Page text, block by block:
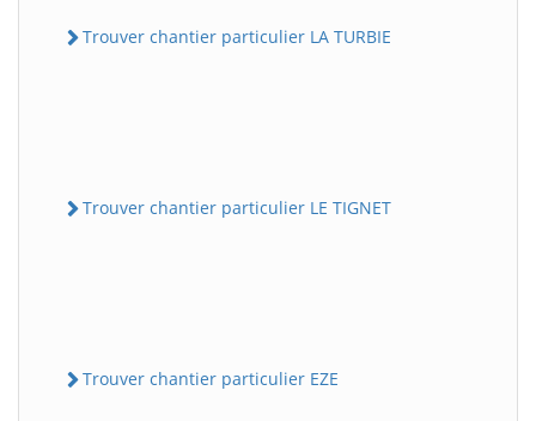
Trouver chantier particulier LA TURBIE
Trouver chantier particulier LE TIGNET
Trouver chantier particulier EZE